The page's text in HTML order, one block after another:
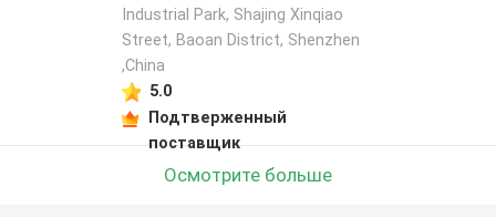
Industrial Park, Shajing Xinqiao
Street, Baoan District, Shenzhen
,China
5.0
Подтверженный
поставщик
Осмотрите больше